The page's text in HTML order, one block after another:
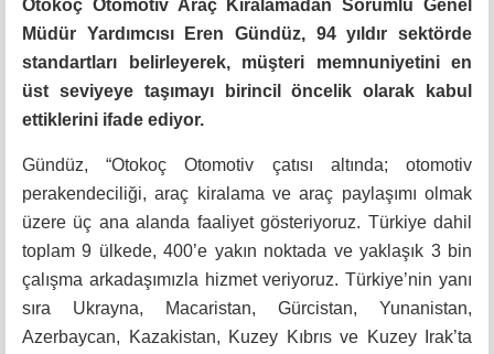
Otokoç Otomotiv Araç Kiralamadan Sorumlu Genel
Müdür Yardımcısı Eren Gündüz, 94 yıldır sektörde
standartları belirleyerek, müşteri memnuniyetini en
üst seviyeye taşımayı birincil öncelik olarak kabul
ettiklerini ifade ediyor.
Gündüz, “Otokoç Otomotiv çatısı altında; otomotiv
perakendeciliği, araç kiralama ve araç paylaşımı olmak
üzere üç ana alanda faaliyet gösteriyoruz. Türkiye dahil
toplam 9 ülkede, 400’e yakın noktada ve yaklaşık 3 bin
çalışma arkadaşımızla hizmet veriyoruz. Türkiye’nin yanı
sıra Ukrayna, Macaristan, Gürcistan, Yunanistan,
Azerbaycan, Kazakistan, Kuzey Kıbrıs ve Kuzey Irak’ta